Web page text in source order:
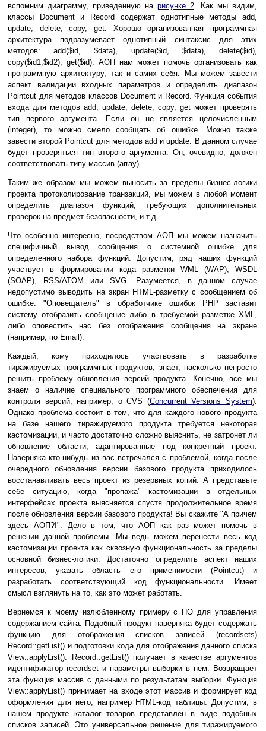
вспомним диаграмму, приведенную на рисунке 2. Как мы видим,
классы Document и Record содержат однотипные методы add,
update, delete, copy, get. Хорошо организованная программная
архитектура подразумевает однотипный синтаксис для этих
методов: add($id, $data), update($id, $data), delete($id),
copy($id1,$id2), get($id). АОП нам может помочь организовать как
программную архитектуру, так и самих себя. Мы можем завести
аспект валидации входных параметров и определить диапазон
Pointcut для методов классов Document и Record. Функция события
входа для методов add, update, delete, copy, get может проверять
тип первого аргумента. Если он не является целочисленным
(integer), то можно смело сообщать об ошибке. Можно также
завести второй Pointcut для методов add и update. В данном случае
будет проверяться тип второго аргумента. Он, очевидно, должен
соответствовать типу массив (array).
Таким же образом мы можем выносить за пределы бизнес-логики
проекта протоколирование транзакций, мы можем в любой момент
определить диапазон функций, требующих дополнительных
проверок на предмет безопасности, и т.д.
Что особенно интересно, посредством АОП мы можем назначить
специфичный вывод сообщения о системной ошибке для
определенного набора функций. Допустим, ряд наших функций
участвует в формировании кода разметки WML (WAP), WSDL
(SOAP), RSS/ATOM или SVG. Разумеется, в данном случае
недопустимо выводить на экран HTML-разметку с сообщением об
ошибке. "Оповещатель" в обработчике ошибок PHP заставит
систему отобразить сообщение либо в требуемой разметке XML,
либо оповестить нас без отображения сообщения на экране
(например, по Email).
Каждый, кому приходилось участвовать в разработке
тиражируемых программных продуктов, знает, насколько непросто
решить проблему обновления версий продукта. Конечно, все мы
знаем о наличие специального программного обеспечения для
контроля версий, например, о CVS (Concurrent Versions System).
Однако проблема состоит в том, что для каждого нового продукта
на базе нашего тиражируемого продукта требуется некоторая
кастомизации, и часто достаточно сложно выяснить, не затронет ли
обновление области, адаптированные под конкретный проект.
Наверняка кто-нибудь из вас встречался с проблемой, когда после
очередного обновления версии базового продукта приходилось
восстанавливать весь проект из резервных копий. А представьте
себе ситуацию, когда "пропажа" кастомизации в отдельных
интерфейсах проекта выясняется спустя продолжительное время
после обновления версии базового продукта! Вы скажите "А причем
здесь АОП?!". Дело в том, что АОП как раз может помочь в
решении данной проблемы. Мы ведь можем перенести весь код
кастомизации проекта как сквозную функциональность за пределы
основной бизнес-логики. Достаточно определить аспект наших
интересов, указать область его применимости (Pointcut) и
разработать соответствующий код функциональности. Имеет
смысл взглянуть на то, как это может работать.
Вернемся к моему излюбленному примеру с ПО для управления
содержанием сайта. Подобный продукт наверняка будет содержать
функцию для отображения списков записей (recordsets)
Record::getList() и подготовки кода для отображения данного списка
View::applyList(). Record::getList() получает в качестве аргументов
идентификатор recordset и параметры выборки в нем. Возвращает
эта функция массив с данными по результатам выборки. Функция
View::applyList() принимает на входе этот массив и формирует код
оформления для него, например HTML-код таблицы. Допустим, в
нашем продукте каталог товаров представлен в виде подобных
списков записей. Это универсальное решение для тиражируемого